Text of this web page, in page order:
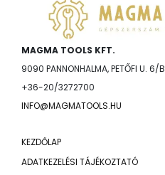
MAGMA TOOLS KFT.
9090 PANNONHALMA, PETŐFI U. 6/B
+36-20/3272700
INFO@MAGMATOOLS.HU
KEZDŐLAP
ADATKEZELÉSI TÁJÉKOZTATÓ